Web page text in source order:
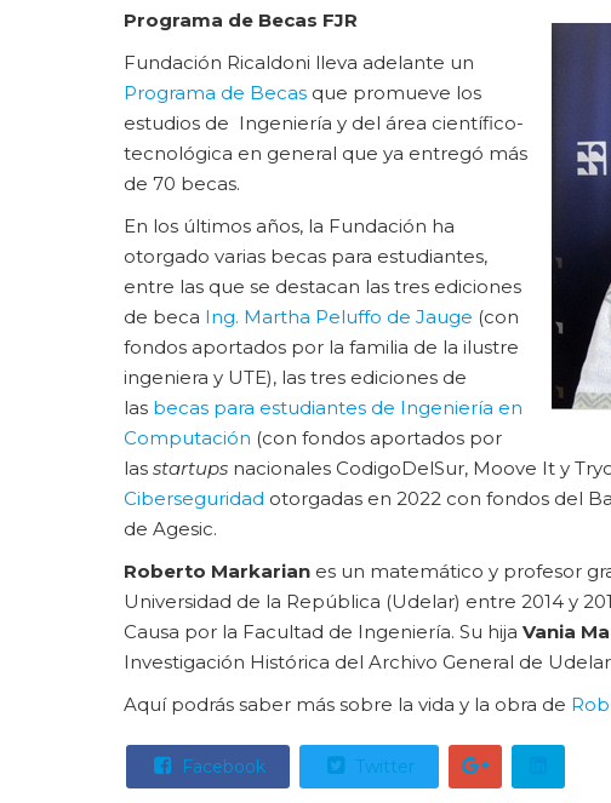
Programa de Becas FJR
Fundación Ricaldoni lleva adelante un
Programa de Becas que promueve los
estudios de Ingeniería y del área científico-
tecnológica en general que ya entregó más
de 70 becas.
En los últimos años, la Fundación ha
otorgado varias becas para estudiantes,
entre las que se destacan las tres ediciones
de beca Ing. Martha Peluffo de Jauge (con
fondos aportados por la familia de la ilustre
ingeniera y UTE), las tres ediciones de
las becas para estudiantes de Ingeniería en
Computación (con fondos aportados por
las startups nacionales CodigoDelSur, Moove It y
Ciberseguridad otorgadas en 2022 con fondos del
de Agesic.
Roberto Markarian es un matemático y profesor
Universidad de la República (Udelar) entre 2014 y
Causa por la Facultad de Ingeniería. Su hija Vania
Investigación Histórica del Archivo General de
Aquí podrás saber más sobre la vida y la obra de
Facebook Twitter